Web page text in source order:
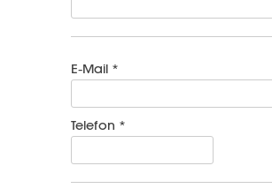
E-Mail *
Telefon *